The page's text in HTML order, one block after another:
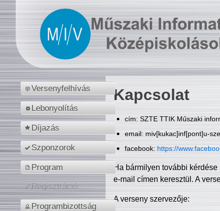
Versenyfelhívás
Lebonyolítás
Díjazás
Szponzorok
Program
Regisztráció
Programbizottság
Kapcsolat
cím: SZTE TTIK Műszaki
email: miv[kukac]inf[pont]u-
facebook: https://
Ha bármilyen további
e-mail címen keresztül. A
A verseny szervezője: